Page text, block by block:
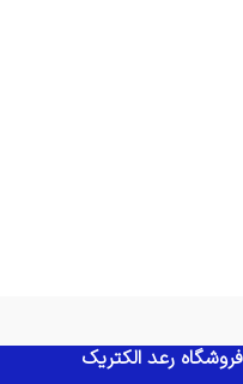
فروشگاه رعد الکتریک